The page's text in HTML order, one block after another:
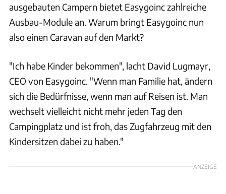
ausgebauten Campern bietet Easygoinc zahlreiche
Ausbau-Module an. Warum bringt Easygoinc nun
also einen Caravan auf den Markt?
"Ich habe Kinder bekommen", lacht David Lugmayr,
CEO von Easygoinc. "Wenn man Familie hat, ändern
sich die Bedürfnisse, wenn man auf Reisen ist. Man
wechselt vielleicht nicht mehr jeden Tag den
Campingplatz und ist froh, das Zugfahrzeug mit den
Kindersitzen dabei zu haben."
ANZEIGE